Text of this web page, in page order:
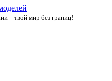
– твой мир без границ!